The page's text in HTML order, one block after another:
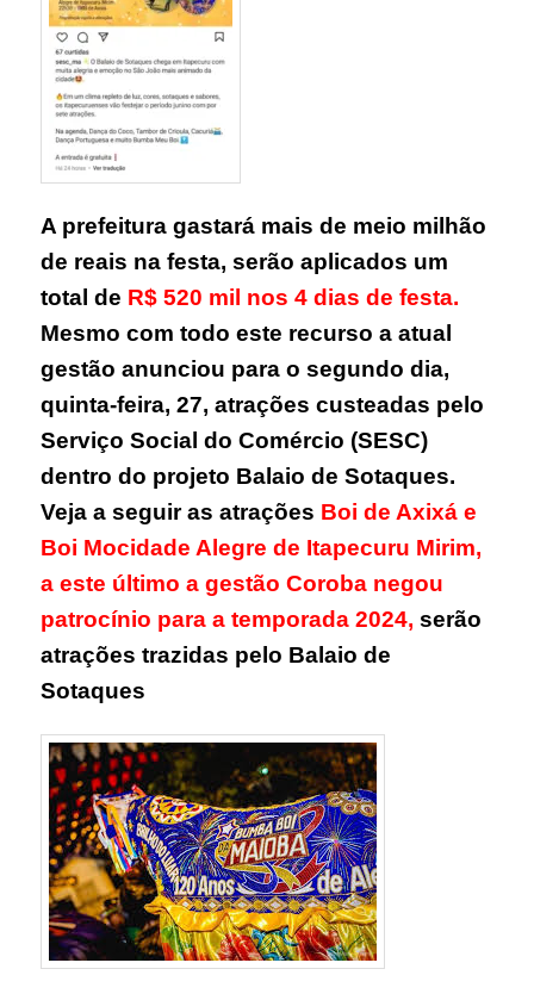
A prefeitura gastará mais de meio milhão
de reais na festa, serão aplicados um
total de R$ 520 mil nos 4 dias de festa.
Mesmo com todo este recurso a atual
gestão anunciou para o segundo dia,
quinta-feira, 27, atrações custeadas pelo
Serviço Social do Comércio (SESC)
dentro do projeto Balaio de Sotaques.
Veja a seguir as atrações Boi de Axixá e
Boi Mocidade Alegre de Itapecuru Mirim,
a este último a gestão Coroba negou
patrocínio para a temporada 2024, serão
atrações trazidas pelo Balaio de
Sotaques